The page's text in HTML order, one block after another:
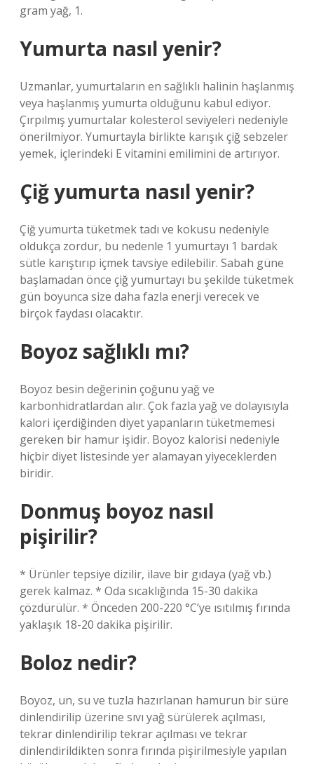
gram yağ, 1.
Yumurta nasıl yenir?
Uzmanlar, yumurtaların en sağlıklı halinin haşlanmış
veya haşlanmış yumurta olduğunu kabul ediyor.
Çırpılmış yumurtalar kolesterol seviyeleri nedeniyle
önerilmiyor. Yumurtayla birlikte karışık çiğ sebzeler
yemek, içlerindeki E vitamini emilimini de artırıyor.
Çiğ yumurta nasıl yenir?
Çiğ yumurta tüketmek tadı ve kokusu nedeniyle
oldukça zordur, bu nedenle 1 yumurtayı 1 bardak
sütle karıştırıp içmek tavsiye edilebilir. Sabah güne
başlamadan önce çiğ yumurtayı bu şekilde tüketmek
gün boyunca size daha fazla enerji verecek ve
birçok faydası olacaktır.
Boyoz sağlıklı mı?
Boyoz besin değerinin çoğunu yağ ve
karbonhidratlardan alır. Çok fazla yağ ve dolayısıyla
kalori içerdiğinden diyet yapanların tüketmemesi
gereken bir hamur işidir. Boyoz kalorisi nedeniyle
hiçbir diyet listesinde yer alamayan yiyeceklerden
biridir.
Donmuş boyoz nasıl
pişirilir?
* Ürünler tepsiye dizilir, ilave bir gıdaya (yağ vb.)
gerek kalmaz. * Oda sıcaklığında 15-30 dakika
çözdürülür. * Önceden 200-220 °C’ye ısıtılmış fırında
yaklaşık 18-20 dakika pişirilir.
Boloz nedir?
Boyoz, un, su ve tuzla hazırlanan hamurun bir süre
dinlendirilip üzerine sıvı yağ sürülerek açılması,
tekrar dinlendirilip tekrar açılması ve tekrar
dinlendirildikten sonra fırında pişirilmesiyle yapılan